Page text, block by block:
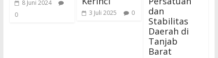
8 Juni 2024
0
3 Juli 2025 0
dan
Stabilitas
Daerah di
Tanjab
Barat